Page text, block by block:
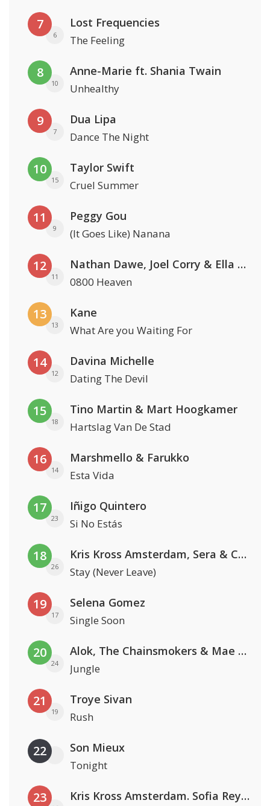
7
6
Lost Frequencies
The Feeling
8
10
Anne-Marie ft. Shania Twain
Unhealthy
9
7
Dua Lipa
Dance The Night
10
15
Taylor Swift
Cruel Summer
11
9
Peggy Gou
(It Goes Like) Nanana
12
11
Nathan Dawe, Joel Corry & Ella Henderson
0800 Heaven
13
13
Kane
What Are you Waiting For
14
12
Davina Michelle
Dating The Devil
15
18
Tino Martin & Mart Hoogkamer
Hartslag Van De Stad
16
14
Marshmello & Farukko
Esta Vida
17
23
Iñigo Quintero
Si No Estás
18
26
Kris Kross Amsterdam, Sera & Conor Maynard
Stay (Never Leave)
19
17
Selena Gomez
Single Soon
20
24
Alok, The Chainsmokers & Mae Stephens
Jungle
21
19
Troye Sivan
Rush
22 Son Mieux
Tonight
23 Kris Kross Amsterdam. Sofia Reyes & Tinie Tempah